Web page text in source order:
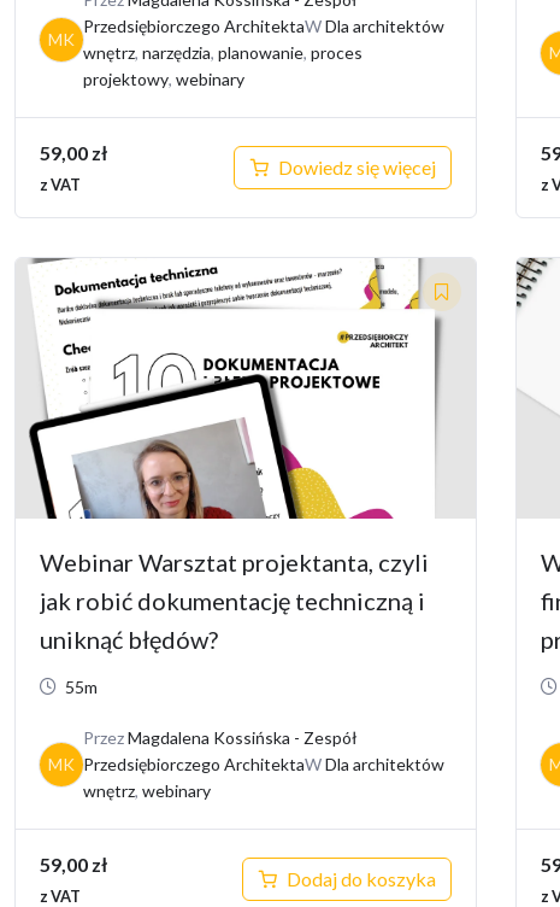
MK
Przedsiębiorczego ArchitektaWDla architektów
wnętrz, narzędzia, planowanie, proces
projektowy, webinary
59,00 zł
z VAT
Dowiedz się więcej
z
Webinar Warsztat projektanta, czyli
jak robić dokumentację techniczną i
uniknąć błędów?
55m
MK
PrzezMagdalena Kossińska - Zespół
Przedsiębiorczego ArchitektaWDla architektów
wnętrz, webinary
59,00 zł
z VAT
Dodaj do koszyka
z